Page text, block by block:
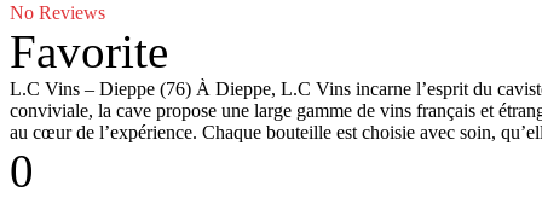
No Reviews
Favorite
L.C Vins – Dieppe (76) À Dieppe, L.C Vins incarne l’esprit du
conviviale, la cave propose une large gamme de vins français et
au cœur de l’expérience. Chaque bouteille est choisie avec soin,
0